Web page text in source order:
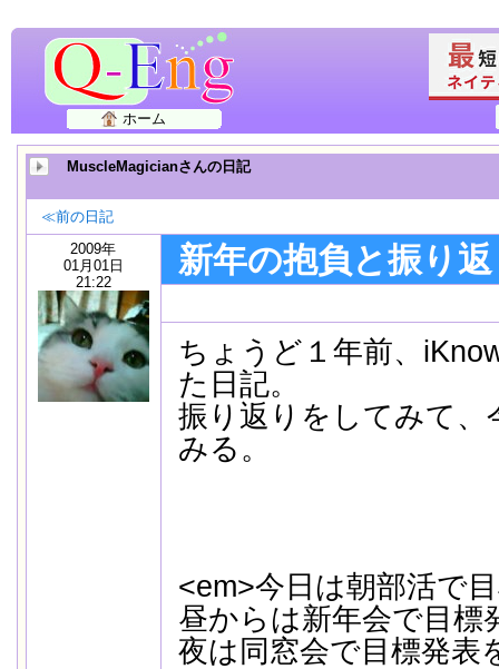
ホーム
MuscleMagicianさんの日記
≪前の日記
2009年
01月01日
21:22
新年の抱負と振り
ちょうど１年前、
た日記。
振り返りをしてみて、
みる。
<em>今日は朝部活で
昼からは新年会で目標
夜は同窓会で目標発表